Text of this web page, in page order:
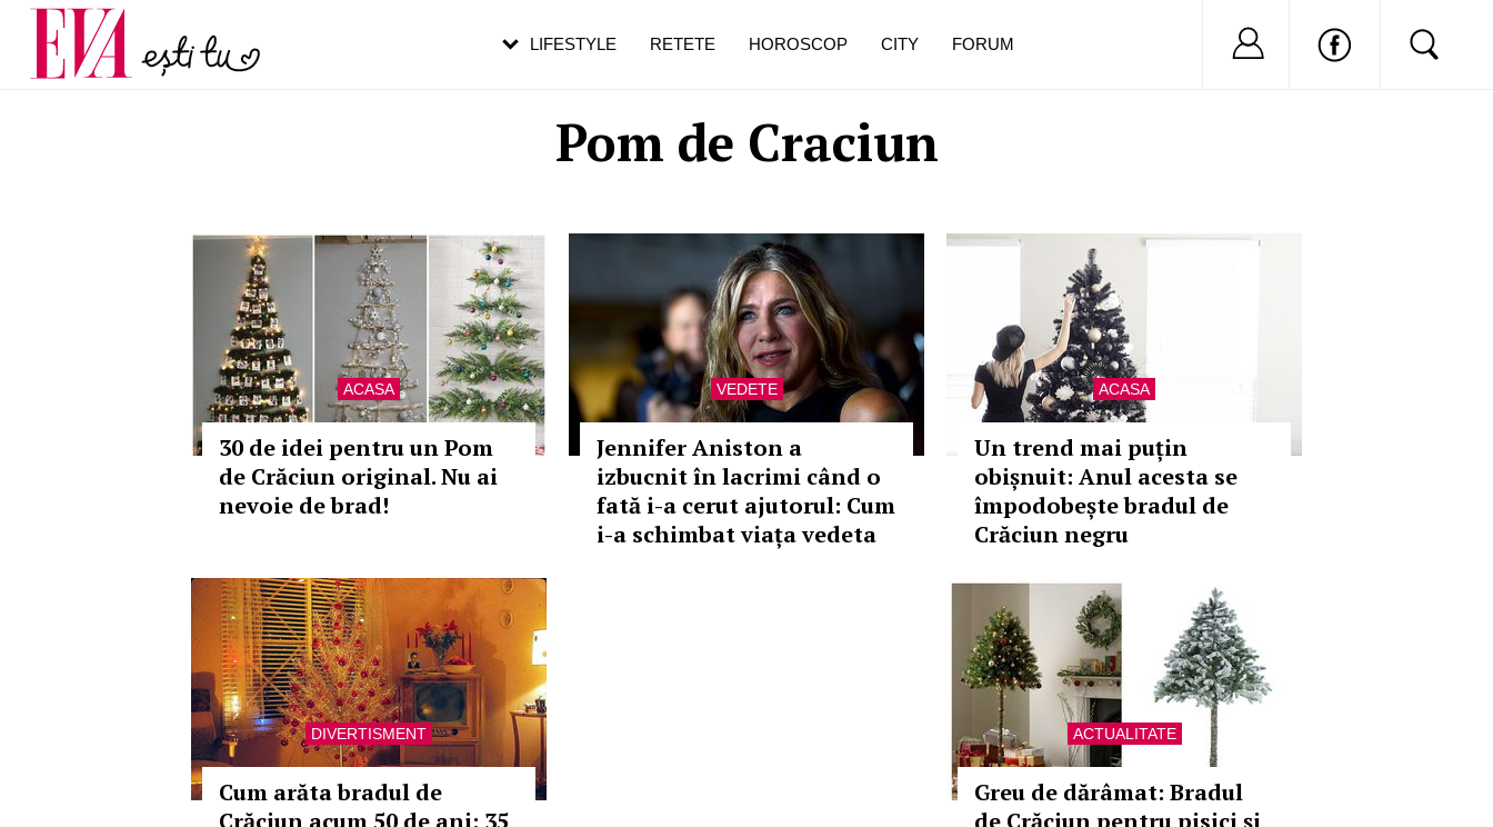
Pom de Craciun
ACASA
30 de idei pentru un Pom
de Crăciun original. Nu ai
nevoie de brad!
VEDETE
Jennifer Aniston a
izbucnit în lacrimi când o
fată i-a cerut ajutorul: Cum
i-a schimbat viața vedeta
ACASA
Un trend mai puțin
obișnuit: Anul acesta se
împodobește bradul de
Crăciun negru
DIVERTISMENT
Cum arăta bradul de
Crăciun acum 50 de ani: 35
ACTUALITATE
Greu de dărâmat: Bradul
de Crăciun pentru pisici și
LIFESTYLE RETETE HOROSCOP CITY FORUM Nu ai cont?
Carieră
Actualitate
pe măsură ce înaintezi în vârstă
de dureroasă este investigația